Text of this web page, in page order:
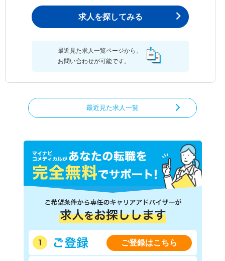
求人を探してみる
最近見た求人一覧ページから、
お問い合わせが可能です。
最近見た求人一覧
ご登録はこちら